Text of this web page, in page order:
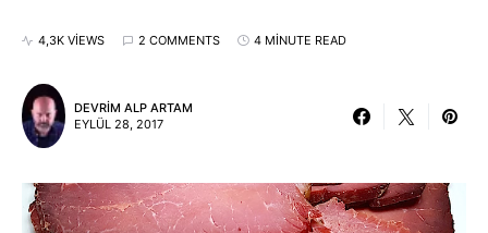
4,3K VIEWS 2 COMMENTS 4 MINUTE READ
DEVRIM ALP ARTAM
EYLÜL 28, 2017